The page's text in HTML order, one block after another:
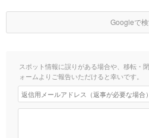
Googleで
スポット情報に誤りがある場合や、移転・
ォームよりご報告いただけると幸いです。